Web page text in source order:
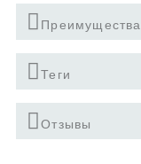
Преимущества
Теги
Отзывы